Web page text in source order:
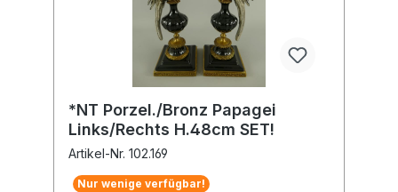
*NT Porzel./Bronz Papagei
Links/Rechts H.48cm SET!
Artikel-Nr. 102.169
Nur wenige verfügbar!